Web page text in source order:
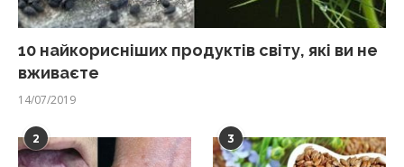
10 найкорисніших продуктів світу, які ви не
вживаєте
14/07/2019
2 3